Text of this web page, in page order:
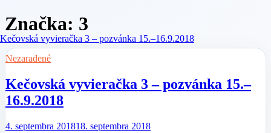
Značka: 3
Nezaradené
Kečovská vyvieračka 3 – pozvánka 15.–
16.9.2018
4. septembra 201818. septembra 2018